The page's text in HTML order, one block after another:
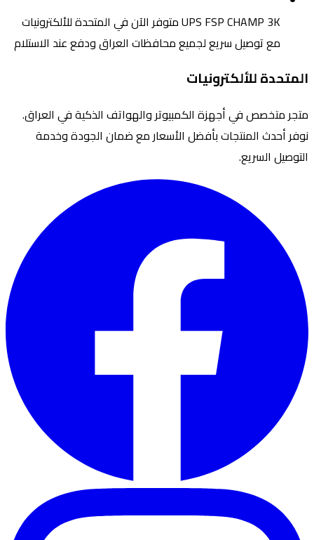
UPS FSP CHAMP 3Kمتوفر الآن في المتحدة للألكترونيات
مع توصيل سريع لجميع محافظات العراق ودفع عند الاستلام
للألكترونيات
متخصص في أجهزة الكمبيوتر والهواتف الذكية في العراق.
أحدث المنتجات بأفضل الأسعار مع ضمان الجودة وخدمة
السريع.